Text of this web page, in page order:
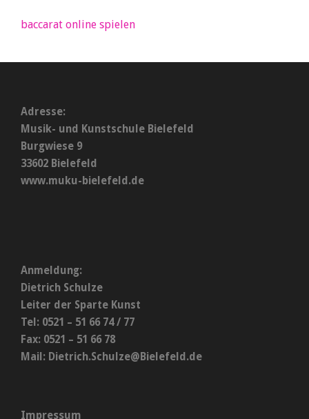
baccarat online spielen
Adresse:
Musik- und Kunstschule Bielefeld
Burgwiese 9
33602 Bielefeld
www.muku-bielefeld.de
Anmeldung:
Dietrich Schulze
Leiter der Sparte Kunst
Tel: 0521 – 51 66 74 / 77
Fax: 0521 – 51 66 78
Mail: Dietrich.Schulze@Bielefeld.de
Impressum